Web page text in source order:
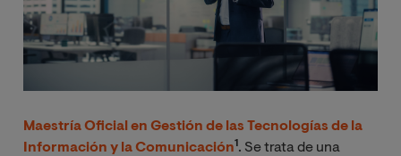
Maestría Oficial en Gestión de las Tecnologías de la
Información y la Comunicación1 . Se trata de una